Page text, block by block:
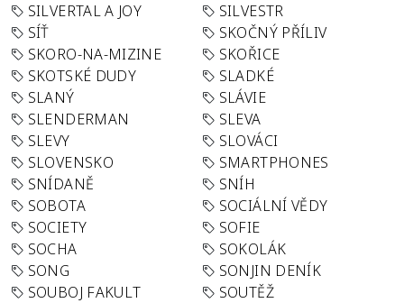
SILVERTAL A JOY
SILVESTR
SÍŤ
SKOČNÝ PŘÍLIV
SKORO-NA-MIZINE
SKOŘICE
SKOTSKÉ DUDY
SLADKÉ
SLANÝ
SLÁVIE
SLENDERMAN
SLEVA
SLEVY
SLOVÁCI
SLOVENSKO
SMARTPHONES
SNÍDANĚ
SNÍH
SOBOTA
SOCIÁLNÍ VĚDY
SOCIETY
SOFIE
SOCHA
SOKOLÁK
SONG
SONJIN DENÍK
SOUBOJ FAKULT
SOUTĚŽ